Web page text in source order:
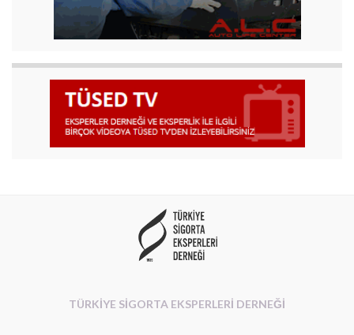
TÜRKİYE SİGORTA EKSPERLERİ DERNEĞİ